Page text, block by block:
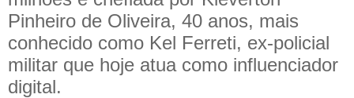
Pinheiro de Oliveira, 40 anos, mais
conhecido como Kel Ferreti, ex-policial
militar que hoje atua como influenciador
digital.